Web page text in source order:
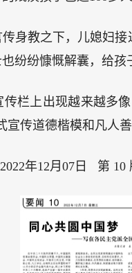
身教之下，儿媳妇
纷纷慷慨解囊，给孩
栏上出现越来越多
宣传道德楷模和凡人
年12月07日 第 10